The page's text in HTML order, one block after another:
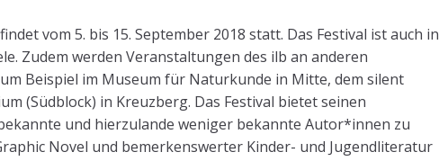
vom 5. bis 15. September 2018 statt. Das Festival ist auch in
Zudem werden Veranstaltungen des ilb an anderen
Beispiel im Museum für Naturkunde in Mitte, dem silent
(Südblock) in Kreuzberg. Das Festival bietet seinen
und hierzulande weniger bekannte Autor*innen zu
Novel und bemerkenswerter Kinder- und Jugendliteratur